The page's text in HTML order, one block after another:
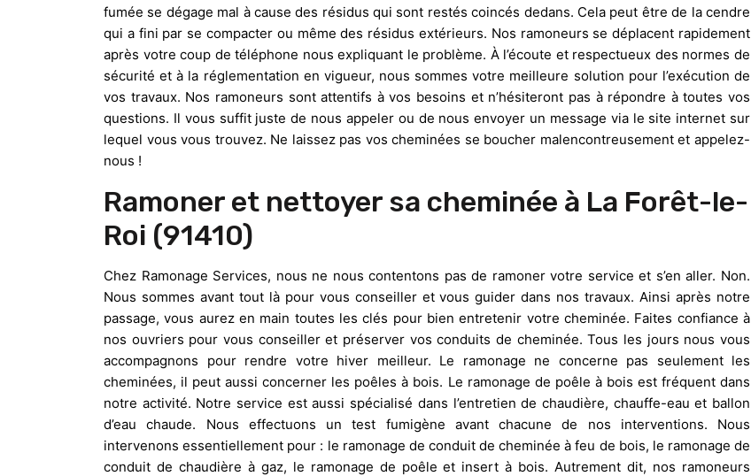
fumée se dégage mal à cause des résidus qui sont restés coincés dedans. Cela peut être de la cendre
qui a fini par se compacter ou même des résidus extérieurs. Nos ramoneurs se déplacent rapidement
après votre coup de téléphone nous expliquant le problème. À l’écoute et respectueux des normes de
sécurité et à la réglementation en vigueur, nous sommes votre meilleure solution pour l’exécution de
vos travaux. Nos ramoneurs sont attentifs à vos besoins et n’hésiteront pas à répondre à toutes vos
questions. Il vous suffit juste de nous appeler ou de nous envoyer un message via le site internet sur
lequel vous vous trouvez. Ne laissez pas vos cheminées se boucher malencontreusement et appelez-
nous !
Ramoner et nettoyer sa cheminée à La Forêt-le-
Roi (91410)
Chez Ramonage Services, nous ne nous contentons pas de ramoner votre service et s’en aller. Non.
Nous sommes avant tout là pour vous conseiller et vous guider dans nos travaux. Ainsi après notre
passage, vous aurez en main toutes les clés pour bien entretenir votre cheminée. Faites confiance à
nos ouvriers pour vous conseiller et préserver vos conduits de cheminée. Tous les jours nous vous
accompagnons pour rendre votre hiver meilleur. Le ramonage ne concerne pas seulement les
cheminées, il peut aussi concerner les poêles à bois. Le ramonage de poêle à bois est fréquent dans
notre activité. Notre service est aussi spécialisé dans l’entretien de chaudière, chauffe-eau et ballon
d’eau chaude. Nous effectuons un test fumigène avant chacune de nos interventions. Nous
intervenons essentiellement pour : le ramonage de conduit de cheminée à feu de bois, le ramonage de
conduit de chaudière à gaz, le ramonage de poêle et insert à bois. Autrement dit, nos ramoneurs